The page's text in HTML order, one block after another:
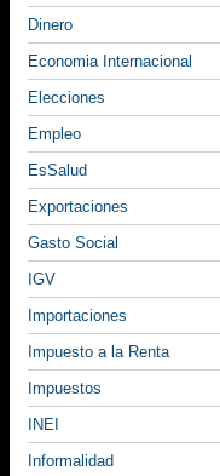
Dinero
Economia Internacional
Elecciones
Empleo
EsSalud
Exportaciones
Gasto Social
IGV
Importaciones
Impuesto a la Renta
Impuestos
INEI
Informalidad